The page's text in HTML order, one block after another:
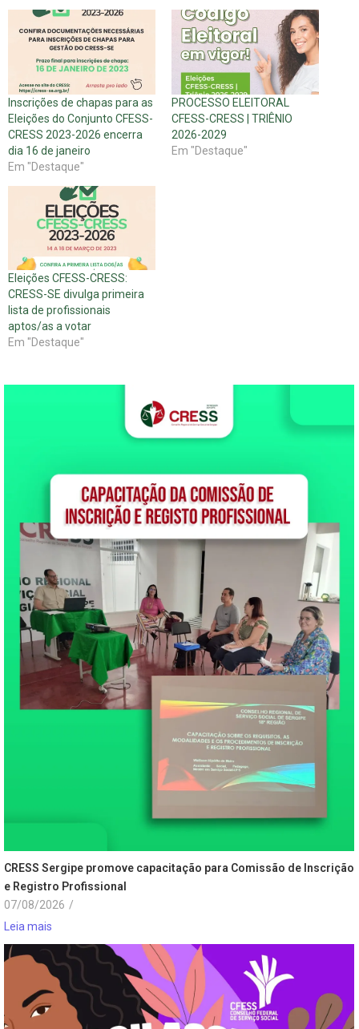
Inscrições de chapas para as
Eleições do Conjunto CFESS-
CRESS 2023-2026 encerra
dia 16 de janeiro
Em "Destaque"
PROCESSO ELEITORAL
CFESS-CRESS | TRIÊNIO
2026-2029
Em "Destaque"
Eleições CFESS-CRESS:
CRESS-SE divulga primeira
lista de profissionais
aptos/as a votar
Em "Destaque"
CRESS Sergipe promove capacitação para Comissão de Inscrição
e Registro Profissional
07/08/2026 /
Leia mais